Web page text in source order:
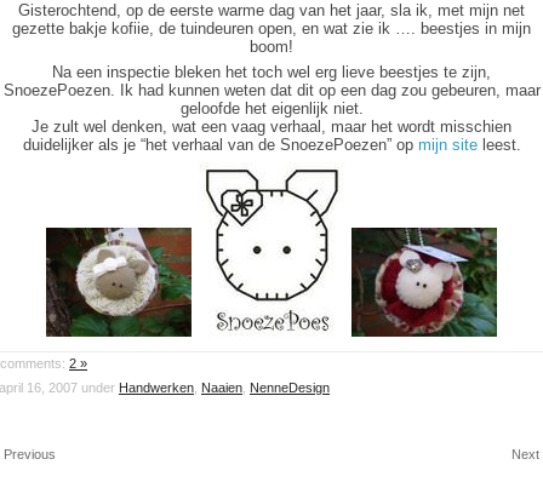
Gisterochtend, op de eerste warme dag van het jaar, sla ik, met mijn net
gezette bakje kofiie, de tuindeuren open, en wat zie ik …. beestjes in mijn
boom!
Na een inspectie bleken het toch wel erg lieve beestjes te zijn,
SnoezePoezen. Ik had kunnen weten dat dit op een dag zou gebeuren, maar
geloofde het eigenlijk niet.
Je zult wel denken, wat een vaag verhaal, maar het wordt misschien
duidelijker als je “het verhaal van de SnoezePoezen” op mijn siteleest.
comments: 2 »
april 16, 2007 under Handwerken Naaien NenneDesign
Previous Next